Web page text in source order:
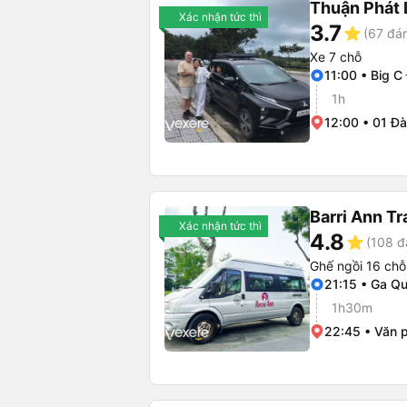
Xác nhận tức thì Thuận Phát
3.7star (67
Xe 7 chỗ
11:00 • Big
1h
12:00 • 01
Xác nhận tức thì Barri Ann
4.8star (108
Ghế ngồi 16
21:15 • Ga
1h30m
22:45 • Văn